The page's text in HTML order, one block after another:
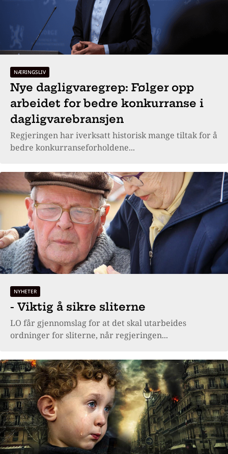
NÆRINGSLIV
Nye dagligvaregrep: Følger opp
arbeidet for bedre konkurranse i
dagligvarebransjen
Regjeringen har iverksatt historisk mange tiltak for å
bedre konkurranseforholdene...
NYHETER
- Viktig å sikre sliterne
LO får gjennomslag for at det skal utarbeides
ordninger for sliterne, når regjeringen...